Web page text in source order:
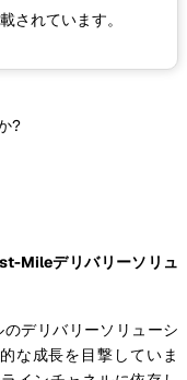
されています。
?
Mileデリバリーソリュ
デリバリーソリューシ
な成長を目撃していま